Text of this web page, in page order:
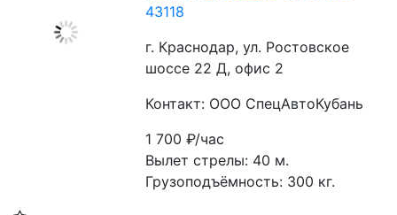
43118
г. Краснодар, ул. Ростовское
шоссе 22 Д, офис 2
Контакт: ООО СпецАвтоКубань
1 700₽/час
Вылет стрелы: 40 м.
Грузоподъёмность: 300 кг.